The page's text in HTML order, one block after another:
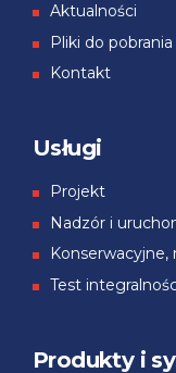
Aktualności
Pliki do pobrania
Kontakt
Usługi
Projekt
Nadzór i
Test
Produkty i